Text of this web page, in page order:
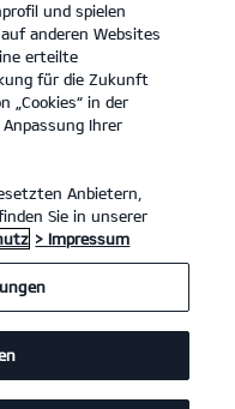
Stelle -
personenbezogener
ins im Rahmen von
Inhalten weiterer
und spielen
anderen Websites
erteilte
für die Zukunft
„Cookies“ in der
Ihrer
Anbietern,
Sie in unserer
> Impressum